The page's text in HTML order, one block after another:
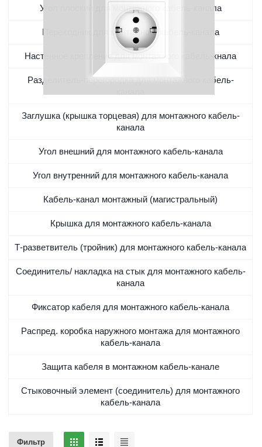
Угол плоский для монтажного кабель-канала
Переходник для монтажного кабель-канала
Настенное крепление для монтажного кабель-кнала
Разделитель-перегородка для монтажного кабель-
Заглушка (крышка торцевая) для монтажного кабель-
канала
Угол внешний для монтажного кабель-канала
Угол внутренний для монтажного кабель-канала
Кабель-канал монтажный (магистральный)
Крышка для монтажного кабель-канала
Т-разветвитель (тройник) для монтажного кабель-канала
Соединитель/ накладка на стык для монтажного кабель-
канала
Фиксатор кабеля для монтажного кабель-канала
Распред. коробка наружного монтажа для монтажного
кабель-канала
Защита кабеля в монтажном кабель-канале
Стыковочный элемент (соединитель) для монтажного
кабель-канала
Фильтр